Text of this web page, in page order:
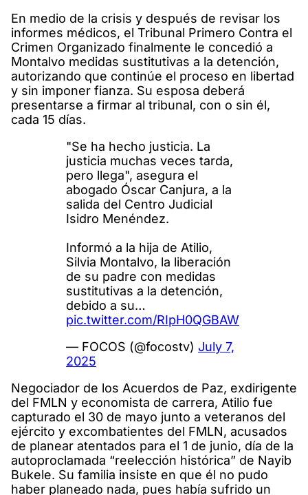
En medio de la crisis y después de revisar los
informes médicos, el Tribunal Primero Contra el
Crimen Organizado finalmente le concedió a
Montalvo medidas sustitutivas a la detención,
autorizando que continúe el proceso en libertad
y sin imponer fianza. Su esposa deberá
presentarse a firmar al tribunal, con o sin él,
cada 15 días.
"Se ha hecho justicia. La
justicia muchas veces tarda,
pero llega", asegura el
abogado Óscar Canjura, a la
salida del Centro Judicial
Isidro Menéndez.
Informó a la hija de Atilio,
Silvia Montalvo, la liberación
de su padre con medidas
sustitutivas a la detención,
debido a su…
pic.twitter.com/RIpH0QGBAW
— FOCOS (@focostv) July 7,
2025
Negociador de los Acuerdos de Paz, exdirigente
del FMLN y economista de carrera, Atilio fue
capturado el 30 de mayo junto a veteranos del
ejército y excombatientes del FMLN, acusados
de planear atentados para el 1 de junio, día de la
autoproclamada “reelección histórica” de Nayib
Bukele. Su familia insiste en que él no pudo
haber planeado nada, pues había sufrido un